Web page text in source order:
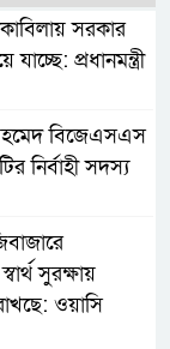
সরকার
যাচ্ছে: প্রধানমন্ত্রী
বিজেএসএস
নির্বাহী সদস্য
সুরক্ষায়
ওয়াসি